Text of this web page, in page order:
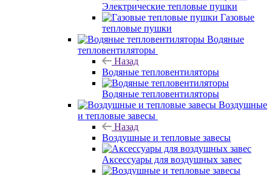
Электрические тепловые пушки
Газовые
тепловые пушки
Водяные
тепловентиляторы
Назад
Водяные тепловентиляторы
Водяные тепловентиляторы
Воздушные
и тепловые завесы
Назад
Воздушные и тепловые завесы
Аксессуары для воздушных завес